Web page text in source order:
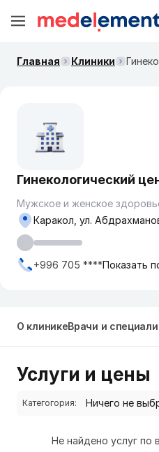
Главная Клиники
​Гинекологический
Мужское и женское
Каракол, ул.
+996 705 ****Показать
О клиникеВрачи и
Услуги и цены
Категогория:
Не найдено услуг по